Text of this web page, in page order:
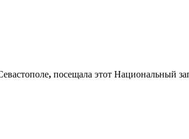
, посещала этот Национальный